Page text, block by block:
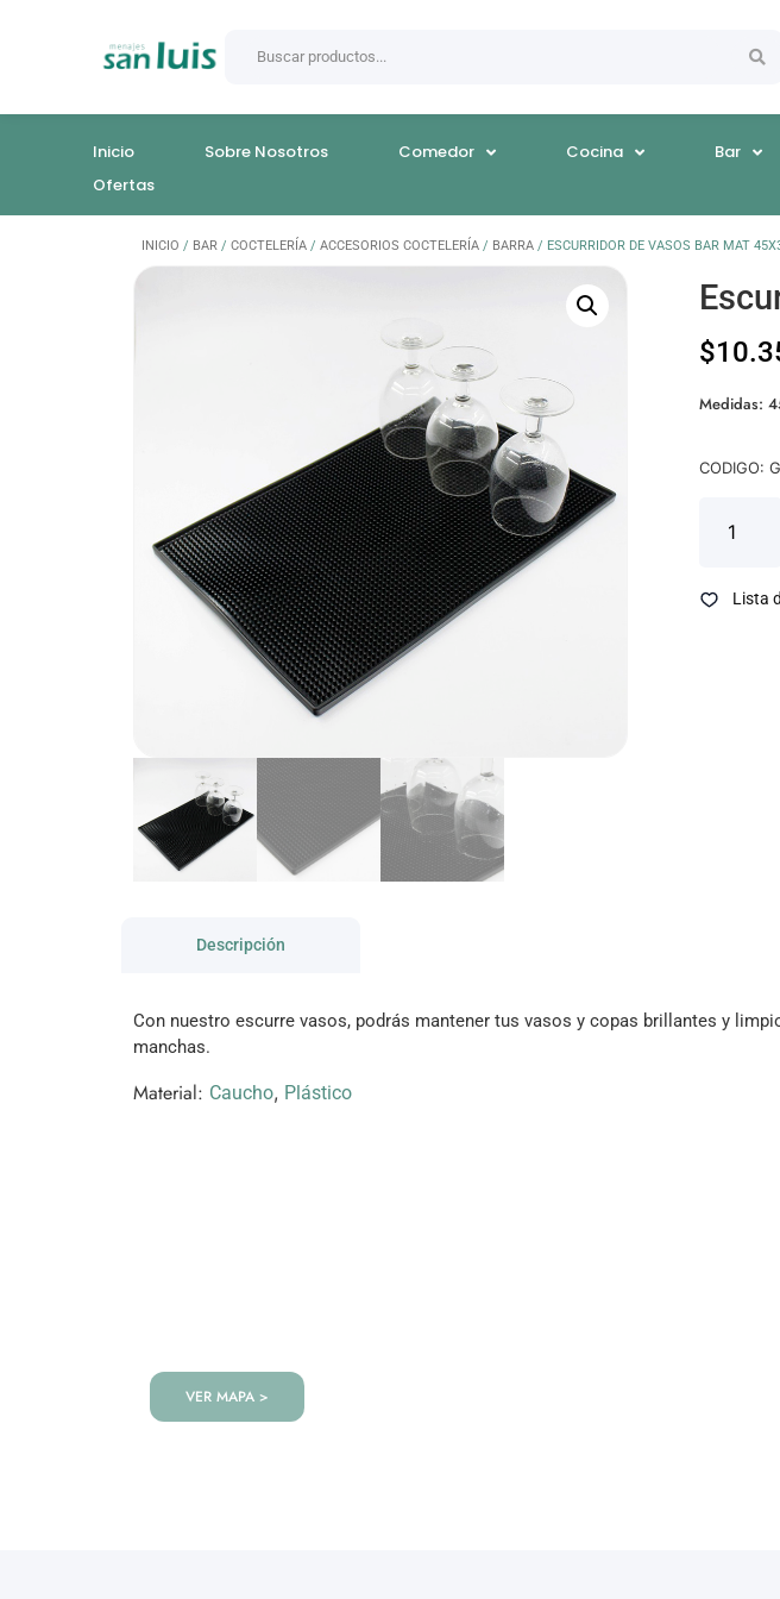
Inicio Sobre Nosotros Comedor Cocina Bar
Ofertas
INICIO / BAR / COCTELERÍA / ACCESORIOS COCTELERÍA / BARRA / ESCURRIDOR DE VASOS BAR MAT
$
Medidas:
CODIGO:
Lista
Descripción
Con nuestro escurre vasos, podrás mantener tus vasos y copas brillantes y
manchas.
Material: Caucho, Plástico
VER MAPA >